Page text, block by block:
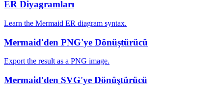
ER Diyagramları
Learn the Mermaid ER diagram syntax.
Mermaid'den PNG'ye Dönüştürücü
Export the result as a PNG image.
Mermaid'den SVG'ye Dönüştürücü